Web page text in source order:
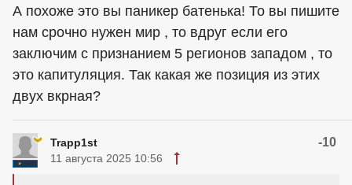
А похоже это вы паникер батенька! То вы пишите
нам срочно нужен мир , то вдруг если его
заключим с признанием 5 регионов западом , то
это капитуляция. Так какая же позиция из этих
двух вкрная?
Trapp1st -10
11 августа 2025 10:56